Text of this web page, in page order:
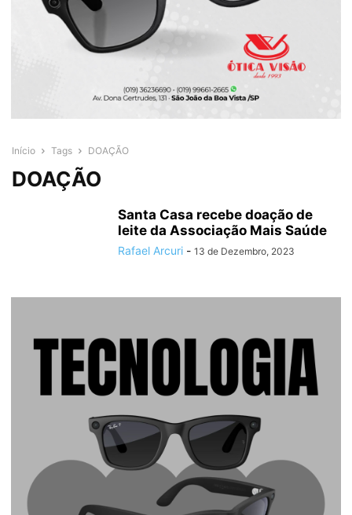
Início Tags DOAÇÃO
DOAÇÃO
Santa Casa recebe doação de
leite da Associação Mais Saúde
Rafael Arcuri - 13 de Dezembro, 2023